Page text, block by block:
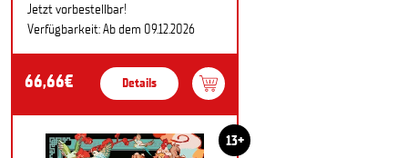
Jetzt vorbestellbar!
Verfügbarkeit: Ab dem 09.12.2026
66,66€ Details
13+